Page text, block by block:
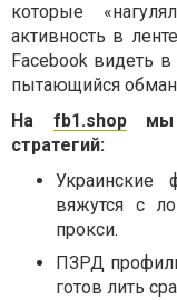
которые
активность в
Facebook видеть
пытающийся
На fb1.shopмы
стратегий:
Украинские
вяжутся с
прокси.
ПЗРД
готов лить